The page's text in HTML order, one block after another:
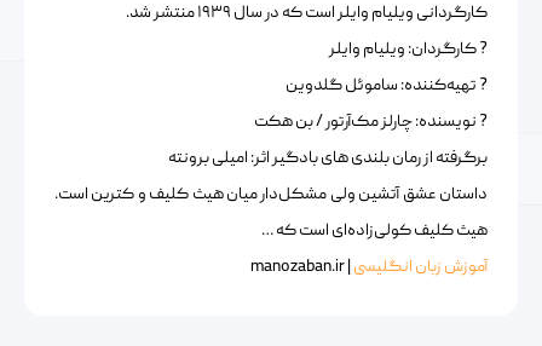
کارگردانی ویلیام وایلر است که در سال ۱۹۳۹ منتشر شد.
? کارگردان: ویلیام وایلر
? تهیه‌کننده: ساموئل گلدوین
? نویسنده: چارلز مک‌آرتور / بن هکت
برگرفته از رمان بلندی‌ های بادگیر اثر: امیلی برونته
داستان عشق آتشین ولی مشکل‌دار میان هیث کلیف و کترین است.
هیث کلیف کولی‌زاده‌ای است که …
آموزش زبان انگلیسی